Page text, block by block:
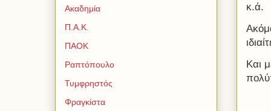
κ.ά.
Και
Ακαδημία
Π.Α.Κ.
ΠΑΟΚ
Ραπτόπουλο
Τυμφρηστός
Φραγκίστα